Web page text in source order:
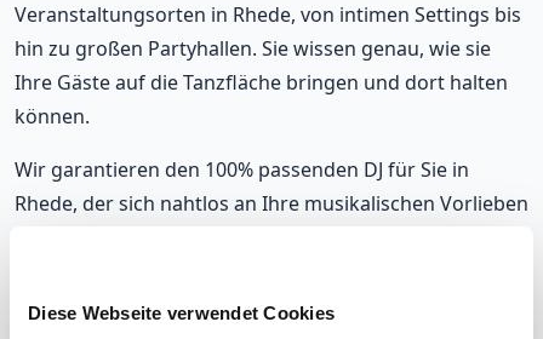
Diese Webseite verwendet Cookies
Veranstaltungsorten in Rhede, von intimen Settings bis
hin zu großen Partyhallen. Sie wissen genau, wie sie
Ihre Gäste auf die Tanzfläche bringen und dort halten
können.
Wir garantieren den 100% passenden DJ für Sie in
Rhede, der sich nahtlos an Ihre musikalischen Vorlieben
liegen.